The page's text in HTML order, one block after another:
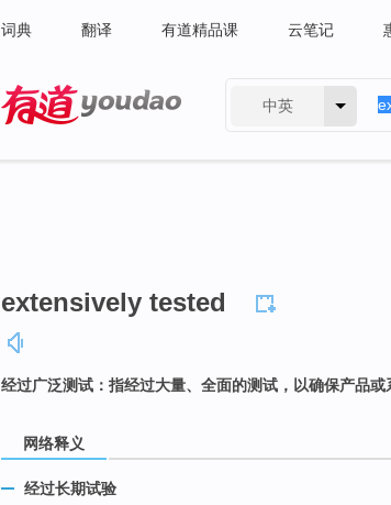
词典 翻译 有道精品课 云笔记
中英
extensively tested
经过广泛测试：指经过大量、全面的测试，以确保产品或
网络释义
经过长期试验